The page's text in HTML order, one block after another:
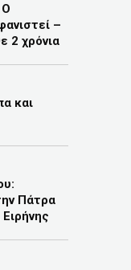
Ο
–
2 χρόνια
και
Πάτρα